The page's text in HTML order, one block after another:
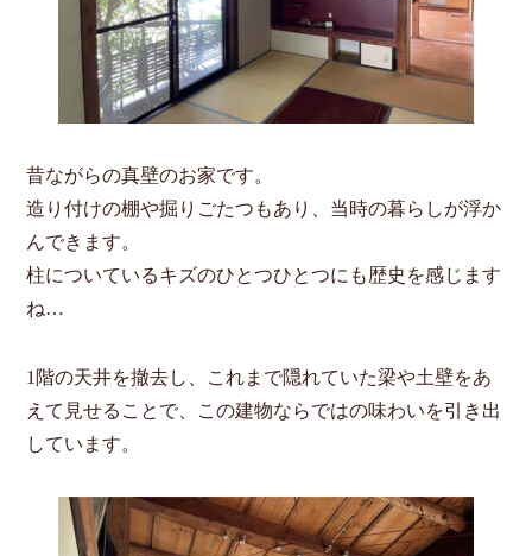
昔ながらの真壁のお家です。
造り付けの棚や掘りごたつもあり、当時の暮らしが浮か
んできます。
柱についているキズのひとつひとつにも歴史を感じます
ね…
1階の天井を撤去し、これまで隠れていた梁や土壁をあ
えて見せることで、この建物ならではの味わいを引き出
しています。